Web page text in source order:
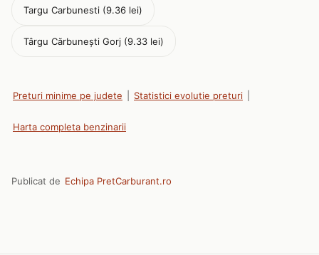
Targu Carbunesti (9.36 lei)
Târgu Cărbunești Gorj (9.33 lei)
Preturi minime pe judete Statistici evolutie preturi
Harta completa benzinarii
Publicat de Echipa PretCarburant.ro